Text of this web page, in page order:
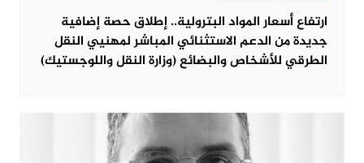
ارتفاع أسعار المواد البترولية.. إطلاق حصة إضافية
جديدة من الدعم الاستثنائي المباشر لمهنيي النقل
الطرقي للأشخاص والبضائع (وزارة النقل واللوجستيك)